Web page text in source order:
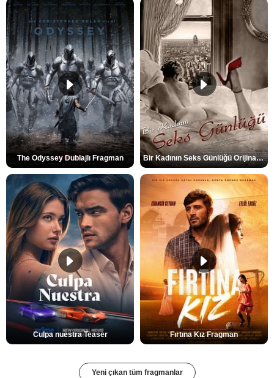
The Odyssey Dublajlı Fragman Bir Kadının Seks Günlüğü Orijinal Fragman
Culpa nuestra Teaser Fırtına Kız Fragman
Yeni çıkan tüm fragmanlar